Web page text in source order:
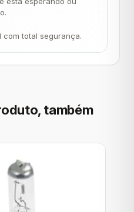
com total segurança.
também